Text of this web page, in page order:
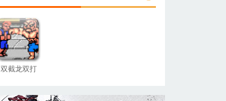
双截龙双打